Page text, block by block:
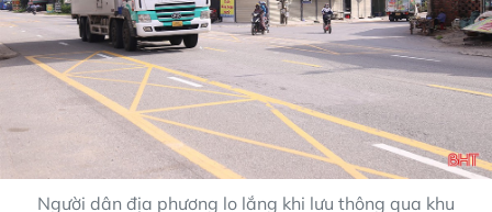
Người dân địa phương lo lắng khi lưu thông qua khu